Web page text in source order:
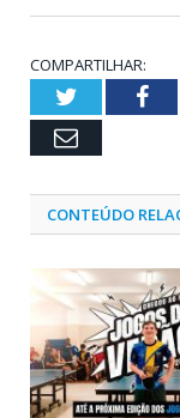
COMPARTILHAR:
Twitter
Email
CONTEÚDO